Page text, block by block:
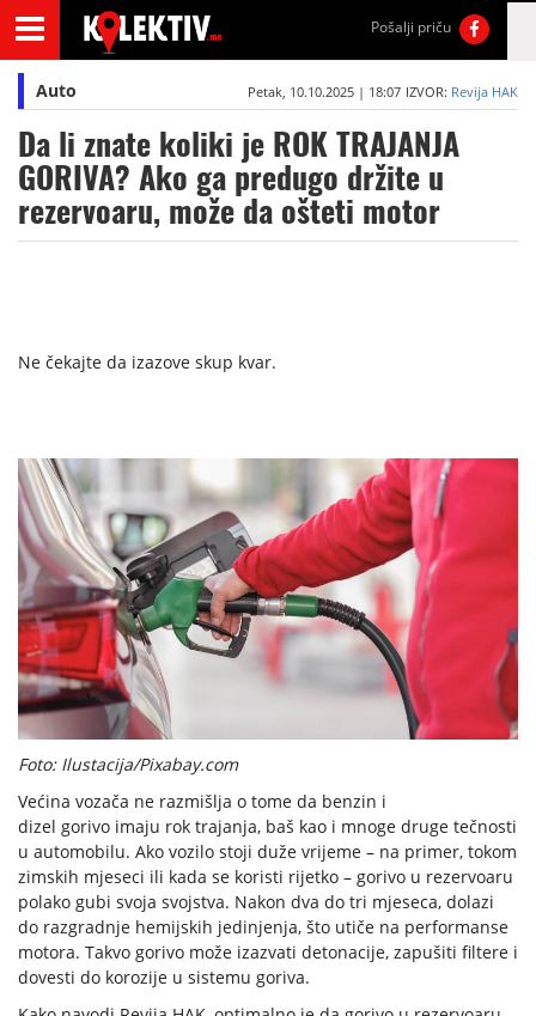
Pošalji priču
Auto Petak, 10.10.2025 | 18:07 IZVOR: Revija HAK
Da li znate koliki je ROK TRAJANJA
GORIVA? Ako ga predugo držite u
rezervoaru, može da ošteti motor
Ne čekajte da izazove skup kvar.
Foto: Ilustacija/Pixabay.com
Većina vozača ne razmišlja o tome da benzin i
dizel gorivo imaju rok trajanja, baš kao i mnoge druge tečnosti
u automobilu. Ako vozilo stoji duže vrijeme – na primer, tokom
zimskih mjeseci ili kada se koristi rijetko – gorivo u rezervoaru
polako gubi svoja svojstva. Nakon dva do tri mjeseca, dolazi
do razgradnje hemijskih jedinjenja, što utiče na performanse
motora. Takvo gorivo može izazvati detonacije, zapušiti filtere i
dovesti do korozije u sistemu goriva.